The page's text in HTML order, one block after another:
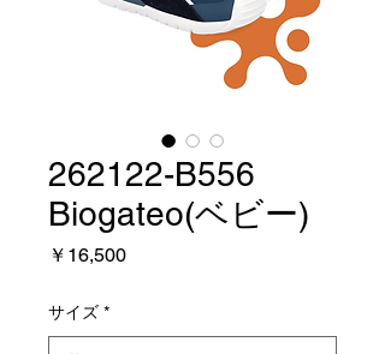
262122-B556
Biogateo(ベビー)
￥16,500価
サイズ *